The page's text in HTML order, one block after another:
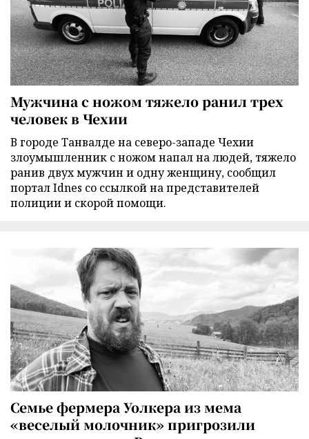
Мужчина с ножом тяжело ранил трех
человек в Чехии
В городе Танвалде на северо-западе Чехии
злоумышленник с ножом напал на людей, тяжело
ранив двух мужчин и одну женщину, сообщил
портал Idnes со ссылкой на представителей
полиции и скорой помощи.
Семье фермера Уолкера из мема
«веселый молочник» пригрозили